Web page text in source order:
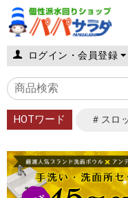
ログイン・会員登録
HOTワード ＃スロ